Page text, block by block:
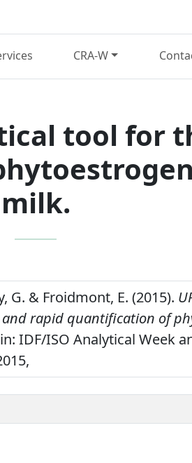
CRA-W
tool for
milk.
G. & Froidmont, E. (2015).
rapid quantification of
IDF/ISO Analytical Week